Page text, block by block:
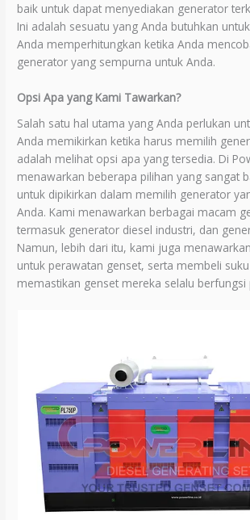
baik untuk dapat menyediakan generator
Ini adalah sesuatu yang Anda butuhkan
Anda memperhitungkan ketika Anda
generator yang sempurna untuk Anda.
Opsi Apa yang Kami Tawarkan?
Salah satu hal utama yang Anda perlukan
Anda memikirkan ketika harus memilih
adalah melihat opsi apa yang tersedia. Di
menawarkan beberapa pilihan yang sangat
untuk dipikirkan dalam memilih generator
Anda. Kami menawarkan berbagai macam
termasuk generator diesel industri, dan
Namun, lebih dari itu, kami juga
untuk perawatan genset, serta membeli
memastikan genset mereka selalu berfungsi